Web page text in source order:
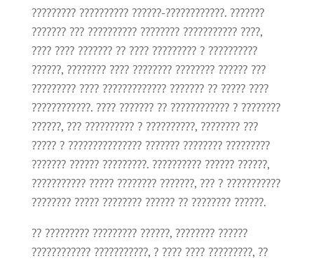
????????? ?????????? ??????-????????????. ???????
??????? ??? ?????????? ???????? ??????????? ????,
???? ???? ??????? ?? ???? ????????? ? ??????????
??????, ???????? ???? ???????? ???????? ?????? ???
????????? ???? ????????????? ??????? ?? ????? ????
????????????. ???? ??????? ?? ???????????? ? ????????
??????, ??? ?????????? ? ??????????, ???????? ???
????? ? ??????????????? ??????? ???????? ?????????
??????? ?????? ?????????. ?????????? ?????? ??????,
??????????? ????? ???????? ???????, ??? ? ???????????
???????? ????? ???????? ?????? ?? ???????? ??????.
?? ????????? ????????? ??????, ???????? ??????
???????????? ???????????, ? ???? ???? ?????????, ??